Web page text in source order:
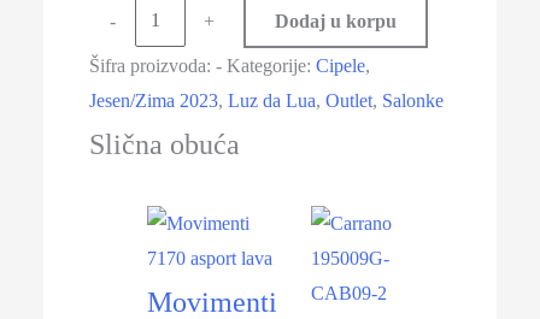
- + Dodaj u korpu
Šifra proizvoda:- Kategorije:Cipele,
Jesen/Zima 2023,Luz da Lua,Outlet, Salonke
Slična obuća
Movimenti